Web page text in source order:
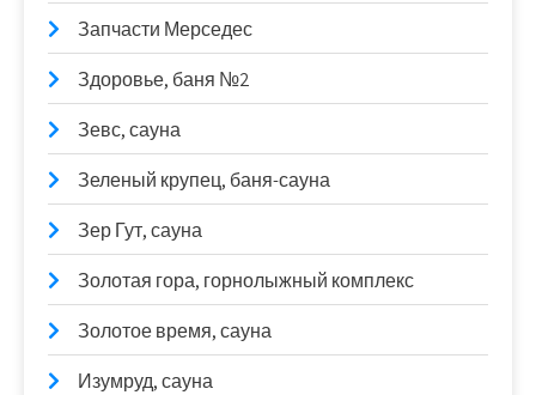
Запчасти Мерседес
Здоровье, баня №2
Зевс, сауна
Зеленый крупец, баня-сауна
Зер Гут, сауна
Золотая гора, горнолыжный комплекс
Золотое время, сауна
Изумруд, сауна